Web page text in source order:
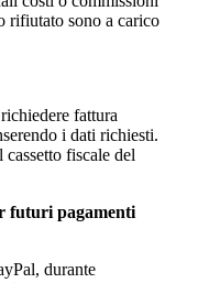
rifiutato sono a carico
fattura
i dati richiesti.
fiscale del
futuri pagamenti
durante